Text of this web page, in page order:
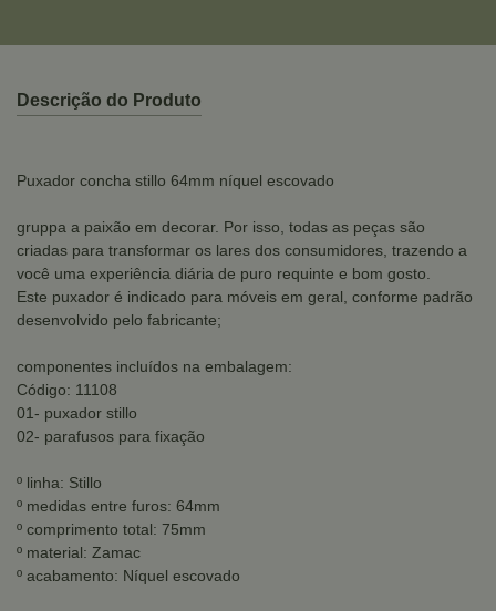
Descrição do Produto
Puxador concha stillo 64mm níquel escovado
gruppa a paixão em decorar. Por isso, todas as peças são
criadas para transformar os lares dos consumidores, trazendo a
você uma experiência diária de puro requinte e bom gosto.
Este puxador é indicado para móveis em geral, conforme padrão
desenvolvido pelo fabricante;
componentes incluídos na embalagem:
Código: 11108
01- puxador stillo
02- parafusos para fixação
º linha: Stillo
º medidas entre furos: 64mm
º comprimento total: 75mm
º material: Zamac
º acabamento: Níquel escovado